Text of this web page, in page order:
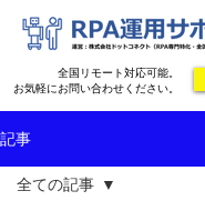
全国リモート対応可能。
お気軽にお問い合わせください。
記事
全ての記事